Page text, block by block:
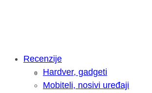
Intervju: Goran Jović,
Recenzije
Hardver, gadgeti
Mobiteli, nosivi uređaji